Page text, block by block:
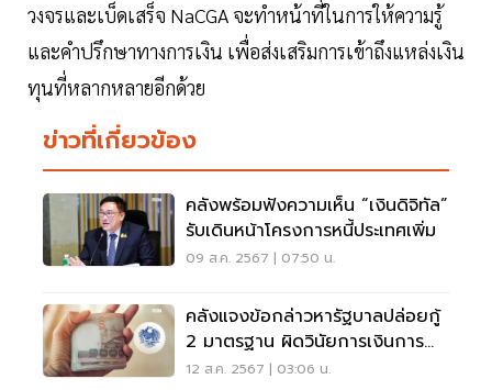
วงจรและเบ็ดเสร็จ NaCGA จะทำหน้าที่ในการให้ความรู้
และคำปรึกษาทางการเงิน เพื่อส่งเสริมการเข้าถึงแหล่งเงิน
ทุนที่หลากหลายอีกด้วย
ข่าวที่เกี่ยวข้อง
คลังพร้อมฟังความเห็น “เงินดิจิทัล”
รับเดินหน้าโครงการหนี้ประเทศเพิ่ม
09 ส.ค. 2567 | 07:50 น.
คลังแจงข้อกล่าวหารัฐบาลปล่อยกู้
2 มาตรฐาน ผิดวินัยการเงินการ
คลัง
12 ส.ค. 2567 | 03:06 น.